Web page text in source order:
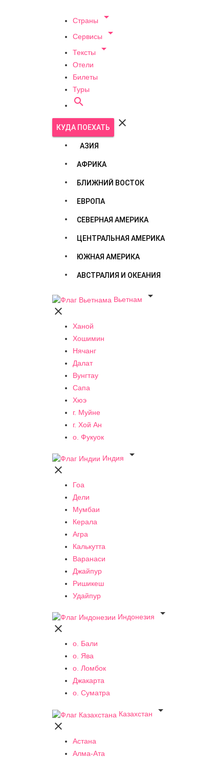
Страны 
Сервисы 
Тексты 
Отели
Билеты
Туры

КУДА ПОЕХАТЬ 
АЗИЯ
АФРИКА
БЛИЖНИЙ ВОСТОК
ЕВРОПА
СЕВЕРНАЯ АМЕРИКА
ЦЕНТРАЛЬНАЯ АМЕРИКА
ЮЖНАЯ АМЕРИКА
АВСТРАЛИЯ И ОКЕАНИЯ
Вьетнам


Ханой
Хошимин
Нячанг
Далат
Вунгтау
Сапа
Хюэ
г. Муйне
г. Хой Ан
о. Фукуок
Индия


Гоа
Дели
Мумбаи
Керала
Агра
Калькутта
Варанаси
Джайпур
Ришикеш
Удайпур
Индонезия


о. Бали
о. Ява
о. Ломбок
Джакарта
о. Суматра
Казахстан


Астана
Алма-Ата